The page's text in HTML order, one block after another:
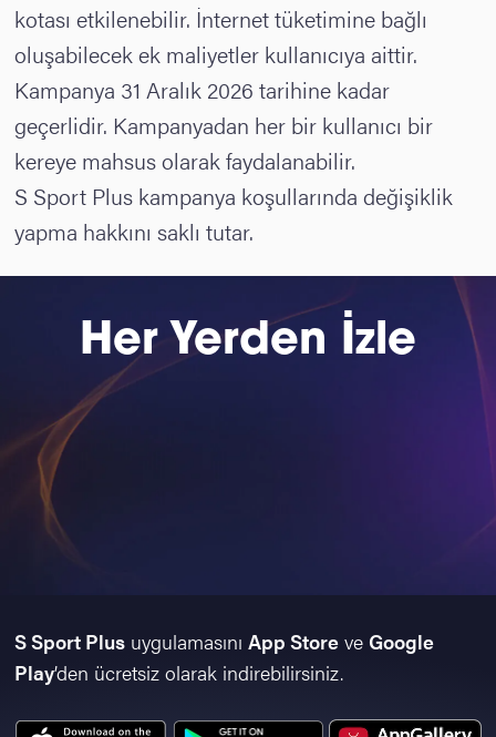
kotası etkilenebilir. İnternet tüketimine bağlı
oluşabilecek ek maliyetler kullanıcıya aittir.
Kampanya 31 Aralık 2026 tarihine kadar
geçerlidir. Kampanyadan her bir kullanıcı bir
kereye mahsus olarak faydalanabilir.
S Sport Plus kampanya koşullarında değişiklik
yapma hakkını saklı tutar.
Her Yerden İzle
S Sport Plusuygulamasını App Storeve Google
Play’den ücretsiz olarak indirebilirsiniz.